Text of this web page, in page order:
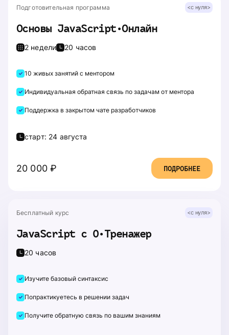
Подготовительная программа <с нуля>
Основы JavaScript•Онлайн
2 недели 20 часов
10 живых занятий с ментором
Индивидуальная обратная связь по задачам от ментора
Поддержка в закрытом чате разработчиков
старт: 24 августа
20 000 ₽ ПОДРОБНЕЕ
Бесплатный курс <с нуля>
JavaScript с 0•Тренажер
20 часов
Изучите базовый синтаксис
Попрактикуетесь в решении задач
Получите обратную связь по вашим знаниям